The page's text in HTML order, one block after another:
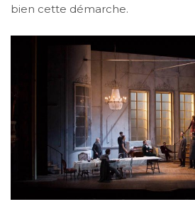
bien cette démarche.